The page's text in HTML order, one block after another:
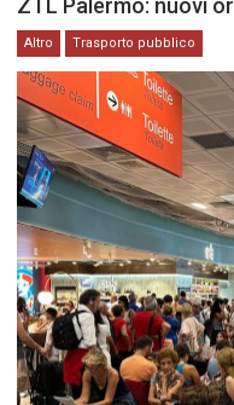
ZTL Palermo: nuovi
Altro Trasporto pubblico